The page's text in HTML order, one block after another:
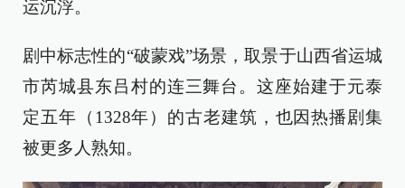
运沉浮。
剧中标志性的“破蒙戏”场景，取景于山西省运城
市芮城县东吕村的连三舞台。这座始建于元泰
定五年（1328年）的古老建筑，也因热播剧集
被更多人熟知。